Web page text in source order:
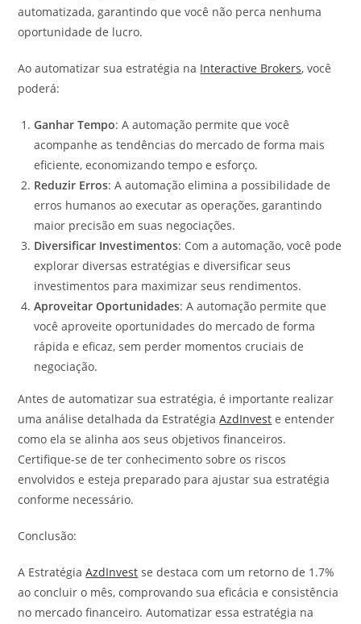
automatizada, garantindo que você não perca nenhuma
oportunidade de lucro.
Ao automatizar sua estratégia na Interactive Brokers, você
poderá:
Ganhar Tempo: A automação permite que você
acompanhe as tendências do mercado de forma mais
eficiente, economizando tempo e esforço.
Reduzir Erros: A automação elimina a possibilidade de
erros humanos ao executar as operações, garantindo
maior precisão em suas negociações.
Diversificar Investimentos: Com a automação, você pode
explorar diversas estratégias e diversificar seus
investimentos para maximizar seus rendimentos.
Aproveitar Oportunidades: A automação permite que
você aproveite oportunidades do mercado de forma
rápida e eficaz, sem perder momentos cruciais de
negociação.
Antes de automatizar sua estratégia, é importante realizar
uma análise detalhada da EstratégiaAzdInvest e entender
como ela se alinha aos seus objetivos financeiros.
Certifique-se de ter conhecimento sobre os riscos
envolvidos e esteja preparado para ajustar sua estratégia
conforme necessário.
Conclusão:
A EstratégiaAzdInvest se destaca com um retorno de 1.7%
ao concluir o mês, comprovando sua eficácia e consistência
no mercado financeiro. Automatizar essa estratégia na